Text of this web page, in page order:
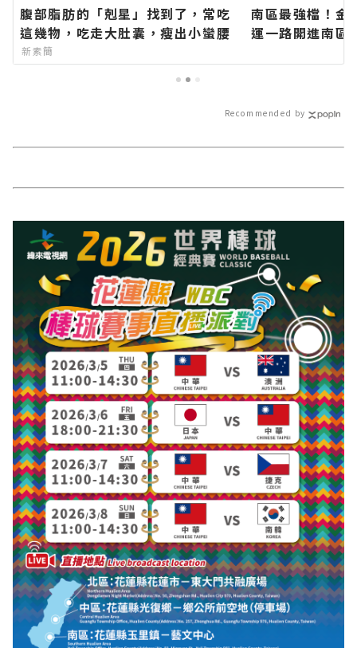
腹部脂肪的「剋星」找到了，常吃
這幾物，吃走大肚囊，瘦出小蠻腰
新素簡
南區最強檔！金
運一路開進南區
扇∣花蓮新聞網
地資訊！
Recommended by